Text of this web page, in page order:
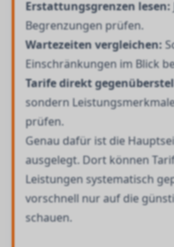
Erstattungsgrenzen lesen:
Begrenzungen prüfen.
Wartezeiten vergleichen:
Einschränkungen im Blick
Tarife direkt
sondern
prüfen.
Genau dafür ist die
ausgelegt. Dort können
Leistungen systematisch
vorschnell nur auf die
schauen.